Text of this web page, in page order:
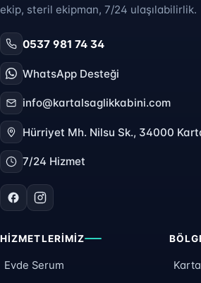
ekip, steril ekipman, 7/24 ulaşılabilirlik.
0537 981 74 34
WhatsApp Desteği
info@kartalsaglikkabini.com
Hürriyet Mh. Nilsu Sk., 34000
7/24 Hizmet
HIZMETLERIMIZ
Evde Serum